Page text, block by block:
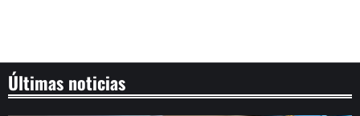
Últimas noticias